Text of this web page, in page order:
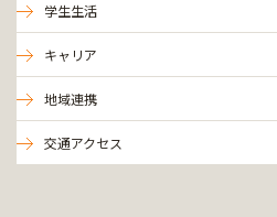
学生生活
キャリア
地域連携
交通アクセス